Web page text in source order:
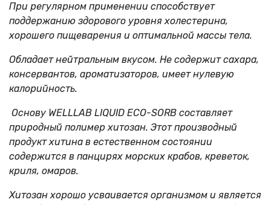
При регулярном применении способствует
поддержанию здорового уровня холестерина,
хорошего пищеварения и оптимальной массы тела.
Обладает нейтральным вкусом. Не содержит сахара,
консервантов, ароматизаторов, имеет нулевую
калорийность.
Основу WELLLAB LIQUID ECO-SORB составляет
природный полимер хитозан. Этот производный
продукт хитина в естественном состоянии
содержится в панцирях морских крабов, креветок,
криля, омаров.
Хитозан хорошо усваивается организмом и является